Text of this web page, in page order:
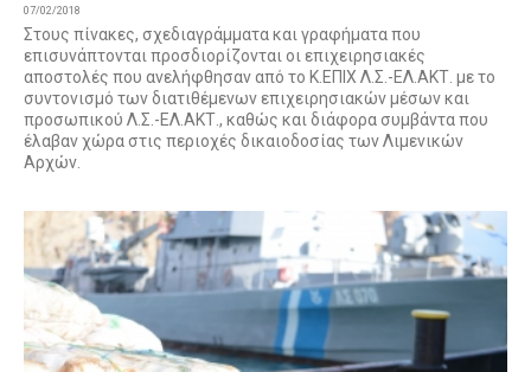
07/02/2018
Στους πίνακες, σχεδιαγράμματα και γραφήματα που
επισυνάπτονται προσδιορίζονται οι επιχειρησιακές
αποστολές που ανελήφθησαν από το Κ.ΕΠΙΧ Λ.Σ.-ΕΛ.ΑΚΤ. με το
συντονισμό των διατιθέμενων επιχειρησιακών μέσων και
προσωπικού Λ.Σ.-ΕΛ.ΑΚΤ., καθώς και διάφορα συμβάντα που
έλαβαν χώρα στις περιοχές δικαιοδοσίας των Λιμενικών
Αρχών.